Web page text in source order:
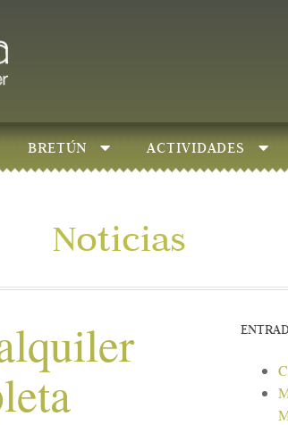
BRETÚN ACTIVIDADES
Noticias